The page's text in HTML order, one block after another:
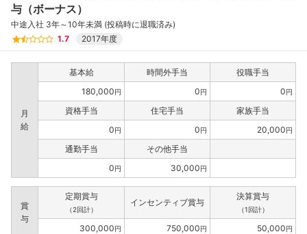
与（ボーナス）
中途入社 3年～10年未満 (投稿時に退職済み)
1.7
2017年度
月
給
基本給 時間外手当
役職手当
180,000円 0円 0円
資格手当 住宅手当
家族手当
0円 0円 20,000円
通勤手当
その他手当
0円 30,000円
賞
与
定期賞与
（2回計）
インセンティブ賞与
決算賞与
（1回計）
300,000円 750,000円 50,000円